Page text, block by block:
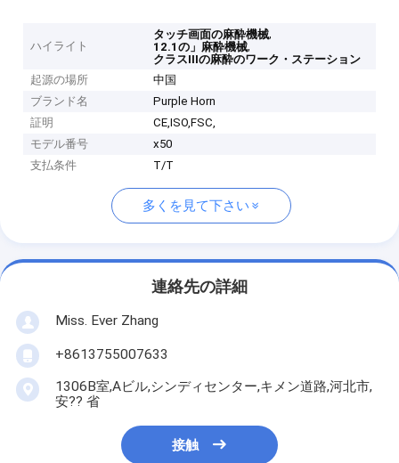
ハイライト
タッチ画面の麻酔機械,
12.1の」麻酔機械,
クラスIIIの麻酔のワーク・ステーション
起源の場所
中国
ブランド名
Purple Horn
証明
CE,ISO,FSC,
モデル番号
x50
支払条件
T/T
多くを見て下さい
連絡先の詳細
Miss. Ever Zhang
+8613755007633
1306B室,Aビル,シンディセンター,キメン道路,河北市,
安?? 省
接触